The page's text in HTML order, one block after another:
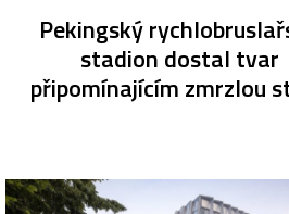
Pekingský
stadion dostal tvar
připomínajícím zmrzlou